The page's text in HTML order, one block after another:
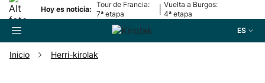
Hoy es noticia:
Tour de Francia:
7ª etapa
Vuelta a Burgos:
4ª etapa
ES
Inicio Herri-kirolak